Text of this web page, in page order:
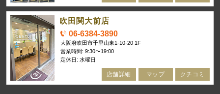
吹田関大前店
06-6384-3890
大阪府吹田市千里山東1-10-20 1F
営業時間: 9:30〜19:00
定休日: 水曜日
店舗詳細 マップ クチコミ